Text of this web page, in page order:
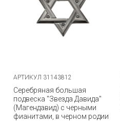
АРТИКУЛ 31143812
Серебряная большая
подвеска "Звезда Давида"
(Магендавид) с черными
фианитами, в черном родии